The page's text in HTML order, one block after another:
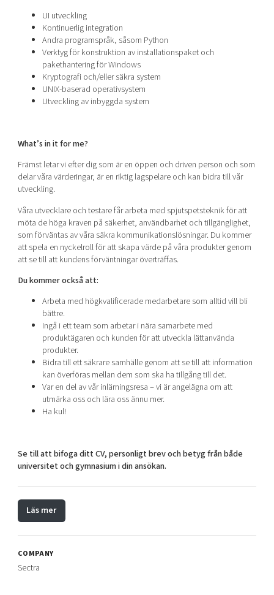
UI utveckling
Kontinuerlig integration
Andra programspråk, såsom Python
Verktyg för konstruktion av installationspaket och
pakethantering för Windows
Kryptografi och/eller säkra system
UNIX-baserad operativsystem
Utveckling av inbyggda system
What’s in it for me?
Främst letar vi efter dig som är en öppen och driven person och som
delar våra värderingar, är en riktig lagspelare och kan bidra till vår
utveckling.
Våra utvecklare och testare får arbeta med spjutspetsteknik för att
möta de höga kraven på säkerhet, användbarhet och tillgänglighet,
som förväntas av våra säkra kommunikationslösningar. Du kommer
att spela en nyckelroll för att skapa värde på våra produkter genom
att se till att kundens förväntningar överträffas.
Du kommer också att:
Arbeta med högkvalificerade medarbetare som alltid vill bli
bättre.
Ingå i ett team som arbetar i nära samarbete med
produktägaren och kunden för att utveckla lättanvända
produkter.
Bidra till ett säkrare samhälle genom att se till att information
kan överföras mellan dem som ska ha tillgång till det.
Var en del av vår inlärningsresa – vi är angelägna om att
utmärka oss och lära oss ännu mer.
Ha kul!
Se till att bifoga ditt CV, personligt brev och betyg från både
universitet och gymnasium i din ansökan.
Läs mer
COMPANY
Sectra